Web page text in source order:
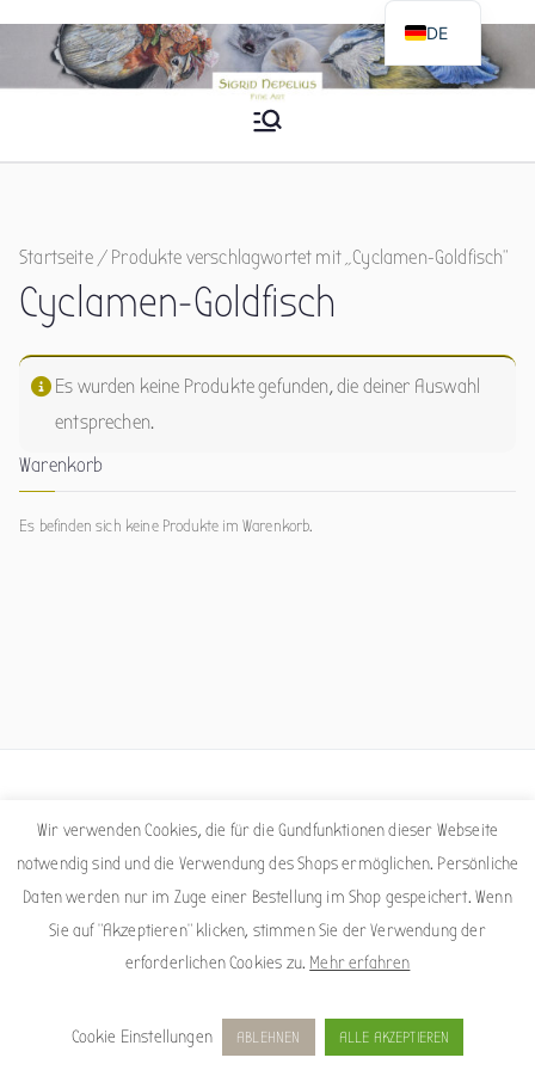
springen
Sigrid Nepelius
Fine Art
Startseite/ Produkte verschlagwortet mit „Cyclamen-Goldfisch“
Cyclamen-Goldfisch
Es wurden keine Produkte gefunden, die deiner Auswahl
entsprechen.
Warenkorb
Es befinden sich keine Produkte im Warenkorb.
Facebook
Instagram
Copyright © 2026Sigrid Nepelius. Powered byZakraundWordPress
Wir verwenden Cookies, die für die Gundfunktionen dieser Webseite
notwendig sind und die Verwendung des Shops ermöglichen. Persönliche
Daten werden nur im Zuge einer Bestellung im Shop gespeichert. Wenn
Sie auf "Akzeptieren" klicken, stimmen Sie der Verwendung der
erforderlichen Cookies zu. Mehr erfahren
Cookie Einstellungen ABLEHNEN ALLE AKZEPTIEREN
DE
EN